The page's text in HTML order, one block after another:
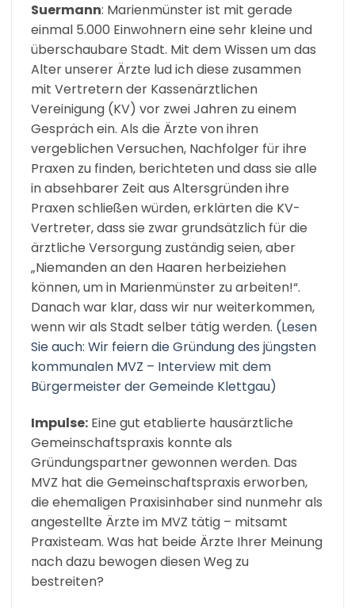
Suermann: Marienmünster ist mit gerade
einmal 5.000 Einwohnern eine sehr kleine und
überschaubare Stadt. Mit dem Wissen um das
Alter unserer Ärzte lud ich diese zusammen
mit Vertretern der Kassenärztlichen
Vereinigung (KV) vor zwei Jahren zu einem
Gespräch ein. Als die Ärzte von ihren
vergeblichen Versuchen, Nachfolger für ihre
Praxen zu finden, berichteten und dass sie alle
in absehbarer Zeit aus Altersgründen ihre
Praxen schließen würden, erklärten die KV-
Vertreter, dass sie zwar grundsätzlich für die
ärztliche Versorgung zuständig seien, aber
„Niemanden an den Haaren herbeiziehen
können, um in Marienmünster zu arbeiten!“.
Danach war klar, dass wir nur weiterkommen,
wenn wir als Stadt selber tätig werden. (Lesen
Sie auch: Wir feiern die Gründung des jüngsten
kommunalen MVZ – Interview mit dem
Bürgermeister der Gemeinde Klettgau)
Impulse: Eine gut etablierte hausärztliche
Gemeinschaftspraxis konnte als
Gründungspartner gewonnen werden. Das
MVZ hat die Gemeinschaftspraxis erworben,
die ehemaligen Praxisinhaber sind nunmehr als
angestellte Ärzte im MVZ tätig – mitsamt
Praxisteam. Was hat beide Ärzte Ihrer Meinung
nach dazu bewogen diesen Weg zu
bestreiten?